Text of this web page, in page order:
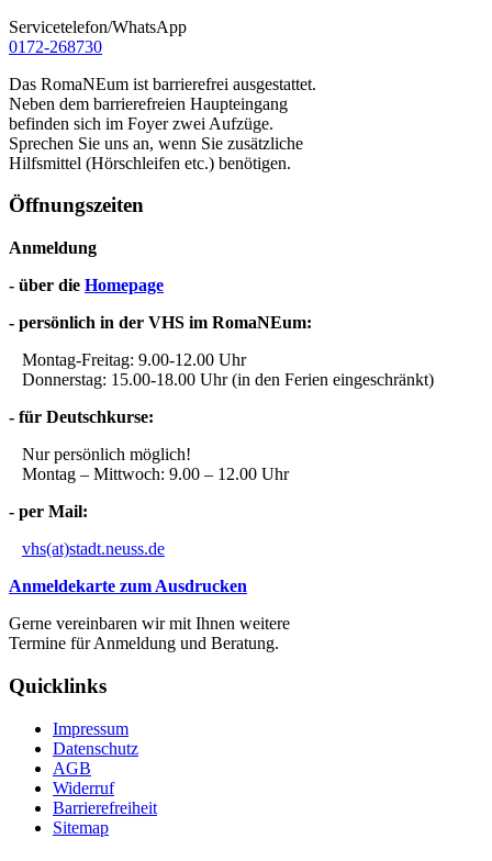
Servicetelefon/WhatsApp
0172-268730
Das RomaNEum ist barrierefrei ausgestattet.
Neben dem barrierefreien Haupteingang
befinden sich im Foyer zwei Aufzüge.
Sprechen Sie uns an, wenn Sie zusätzliche
Hilfsmittel (Hörschleifen etc.) benötigen.
Öffnungszeiten
Anmeldung
- über die Homepage
- persönlich in der VHS im RomaNEum:
Montag-Freitag: 9.00-12.00 Uhr
Donnerstag: 15.00-18.00 Uhr (in den Ferien eingeschränkt)
- für Deutschkurse:
Nur persönlich möglich!
Montag – Mittwoch: 9.00 – 12.00 Uhr
- per Mail:
vhs(at)stadt.neuss.de
Anmeldekarte zum Ausdrucken
Gerne vereinbaren wir mit Ihnen weitere
Termine für Anmeldung und Beratung.
Quicklinks
Impressum
Datenschutz
AGB
Widerruf
Barrierefreiheit
Sitemap